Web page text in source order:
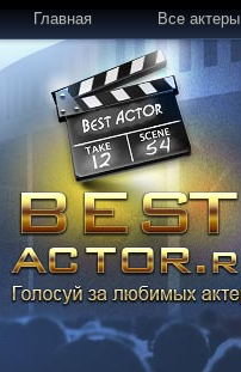
Главная Все актеры